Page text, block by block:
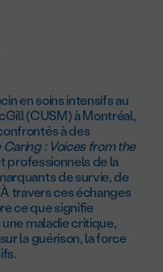
en soins intensifs au
(CUSM) à Montréal,
à des
Caring : Voices from the
professionnels de la
de survie, de
travers ces échanges
ce que signifie
maladie critique,
la guérison, la force